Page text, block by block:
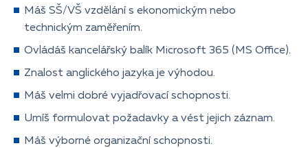
Máš SŠ/VŠ vzdělání s ekonomickým nebo
technickým zaměřením.
Ovládáš kancelářský balík Microsoft 365 (MS Office).
Znalost anglického jazyka je výhodou.
Máš velmi dobré vyjadřovací schopnosti.
Umíš formulovat požadavky a vést jejich záznam.
Máš výborné organizační schopnosti.